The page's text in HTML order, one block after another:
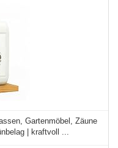
Gartenmöbel, Zäune
| kraftvoll ...